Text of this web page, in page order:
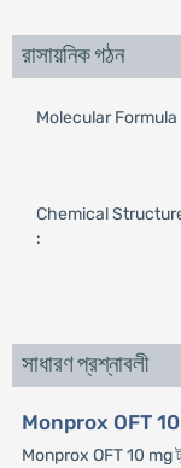
রাসায়নিক গঠন
Molecular Formula
Chemical
:
সাধারণ প্রশ্নাবলী
Monprox OFT 10
Monprox OFT 10 mg